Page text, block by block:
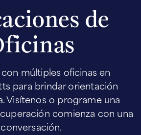
de
múltiples oficinas en
para brindar orientación
Visítenos o programe una
comienza con una
conversación.